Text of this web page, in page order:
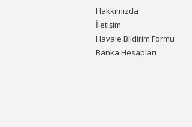
Hakkımızda
İletişim
Havale Bildirim Formu
Banka Hesapları